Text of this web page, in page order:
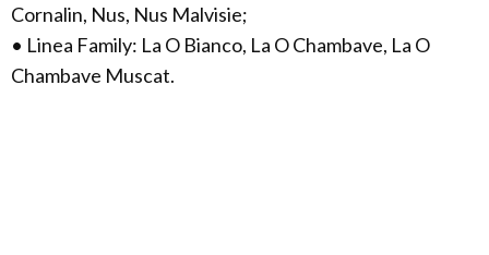
Cornalin, Nus, Nus Malvisie;
• Linea Family: La O Bianco, La O Chambave, La O
Chambave Muscat.